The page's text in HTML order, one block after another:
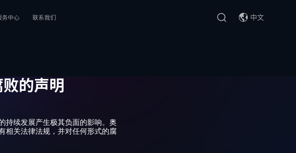
务中心
监控
联系我们
供应商联络
售后联络
中文
搜索
的声明
持续发展产生极其负面的影响。奥
相关法律法规，并对任何形式的腐